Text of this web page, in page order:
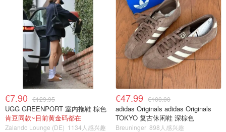
€7.90 €129.95
UGG GREENPORT 室内拖鞋 棕色
肯豆同款~目前黄金码都在
Zalando Lounge (DE) 1134人感兴趣
€47.99 €100.00
adidas Originals adidas Originals
TOKYO 复古休闲鞋 深棕色
Breuninger 898人感兴趣